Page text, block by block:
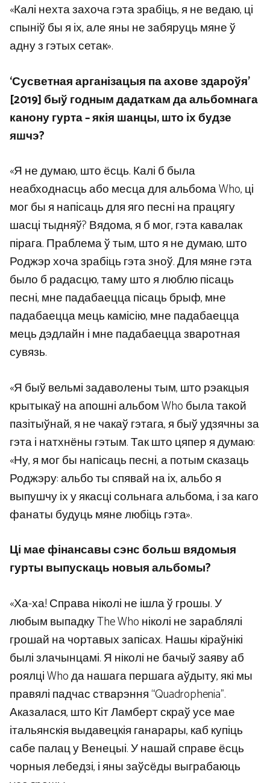
«Калі нехта захоча гэта зрабіць, я не ведаю, ці
спыніў бы я іх, але яны не забяруць мяне ў
адну з гэтых сетак».
‘Сусветная арганізацыя па ахове здароўя’
[2019] быў годным дадаткам да альбомнага
канону гурта – якія шанцы, што іх будзе
яшчэ?
«Я не думаю, што ёсць. Калі б была
неабходнасць або месца для альбома Who, ці
мог бы я напісаць для яго песні на працягу
шасці тыдняў? Вядома, я б мог, гэта кавалак
пірага. Праблема ў тым, што я не думаю, што
Роджэр хоча зрабіць гэта зноў. Для мяне гэта
было б радасцю, таму што я люблю пісаць
песні, мне падабаецца пісаць брыф, мне
падабаецца мець камісію, мне падабаецца
мець дэдлайн і мне падабаецца зваротная
сувязь.
«Я быў вельмі задаволены тым, што рэакцыя
крытыкаў на апошні альбом Who была такой
пазітыўнай, я не чакаў гэтага, я быў удзячны за
гэта і натхнёны гэтым. Так што цяпер я думаю:
«Ну, я мог бы напісаць песні, а потым сказаць
Роджэру: альбо ты спявай на іх, альбо я
выпушчу іх у якасці сольнага альбома, і за каго
фанаты будуць мяне любіць гэта».
Ці мае фінансавы сэнс больш вядомыя
гурты выпускаць новыя альбомы?
«Ха-ха! Справа ніколі не ішла ў грошы. У
любым выпадку The Who ніколі не зараблялі
грошай на чортавых запісах. Нашы кіраўнікі
былі злачынцамі. Я ніколі не бачыў заяву аб
роялці Who да нашага першага аўдыту, які мы
правялі падчас стварэння “Quadrophenia”.
Аказалася, што Кіт Ламберт скраў усе мае
італьянскія выдавецкія ганарары, каб купіць
сабе палац у Венецыі. У нашай справе ёсць
чорныя лебедзі, і яны заўсёды выграбаюць